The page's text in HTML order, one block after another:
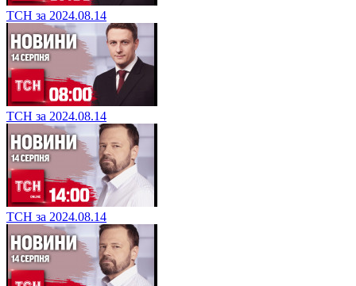
ТСН за 2024.08.14
ТСН за 2024.08.14
ТСН за 2024.08.14